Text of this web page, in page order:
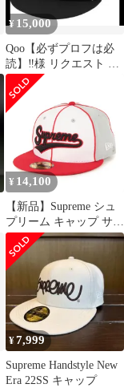
¥ 15,000
Qoo【必ずプロフは必
読】‼️様 リクエスト 2
点 まとめ商品
¥ 14,100
【新品】Supreme シュ
プリーム キャップ サイ
ズ:7 8/3(58.7cm) | 25SS
NEW ERA スクリプト
ロゴ ベースボールキャ
ップ (Piping Script
Logo) | グレー / ホワイ
ト / レッド | コラボ 別
注
¥7,999
Supreme Handstyle New
Era 22SS キャップ